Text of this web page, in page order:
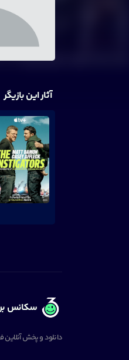
آثار این بازیگر
سکانس
دانلود و پخش آنلاین